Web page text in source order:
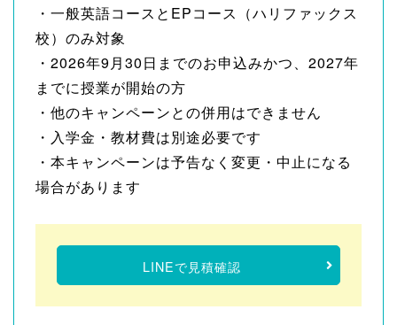
・一般英語コースとEPコース（ハリファックス
校）のみ対象
・2026年9月30日までのお申込みかつ、2027年
までに授業が開始の方
・他のキャンペーンとの併用はできません
・入学金・教材費は別途必要です
・本キャンペーンは予告なく変更・中止になる
場合があります
LINEで見積確認